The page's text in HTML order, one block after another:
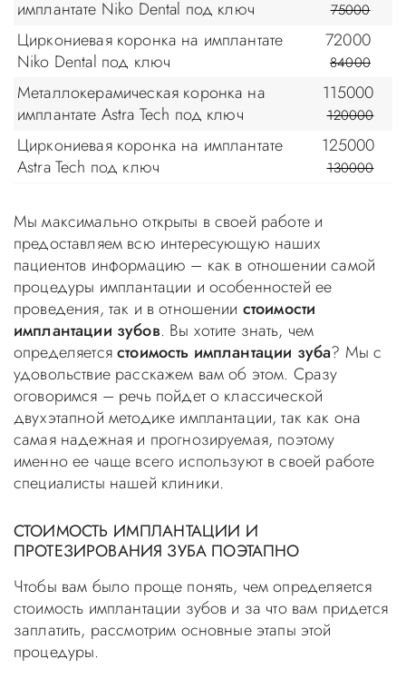
имплантате Niko Dental под ключ 75000
Циркониевая коронка на имплантате
Niko Dental под ключ
72000
84000
Металлокерамическая коронка на
имплантате Astra Tech под ключ
115000
120000
Циркониевая коронка на имплантате
Astra Tech под ключ
125000
130000
Мы максимально открыты в своей работе и
предоставляем всю интересующую наших
пациентов информацию – как в отношении самой
процедуры имплантации и особенностей ее
проведения, так и в отношении стоимости
имплантации зубов. Вы хотите знать, чем
определяетсястоимость имплантации зуба? Мы с
удовольствие расскажем вам об этом. Сразу
оговоримся – речь пойдет о классической
двухэтапной методике имплантации, так как она
самая надежная и прогнозируемая, поэтому
именно ее чаще всего используют в своей работе
специалисты нашей клиники.
СТОИМОСТЬ ИМПЛАНТАЦИИ И
ПРОТЕЗИРОВАНИЯ ЗУБА ПОЭТАПНО
Чтобы вам было проще понять, чем определяется
стоимость имплантации зубов и за что вам придется
заплатить, рассмотрим основные этапы этой
процедуры.